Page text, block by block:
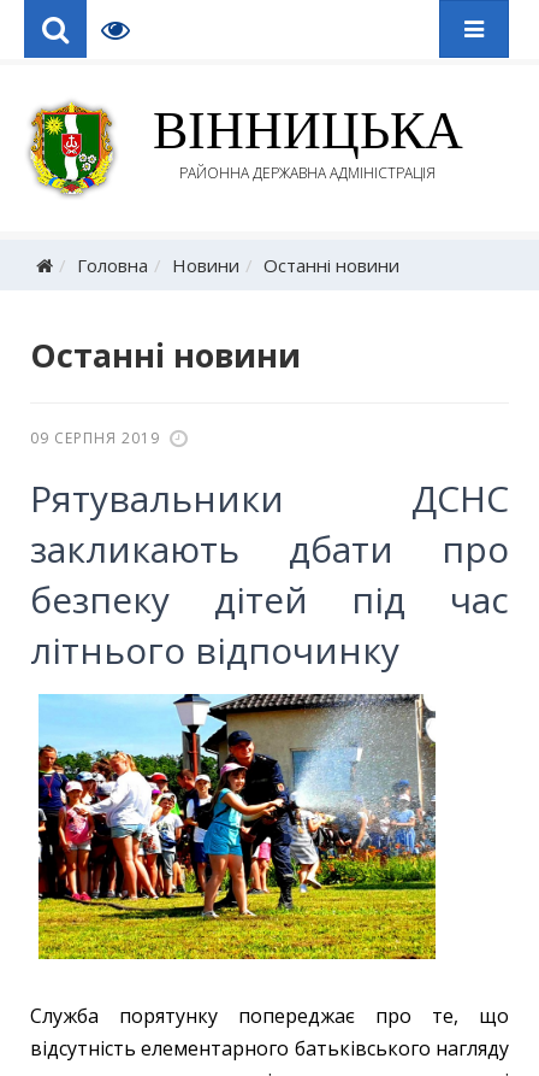
ВІННИЦЬКА
РАЙОННА ДЕРЖАВНА АДМІНІСТРАЦІЯ
Головна Новини Останні новини
Останні новини
09 СЕРПНЯ 2019
Рятувальники ДСНС
закликають дбати про
безпеку дітей під час
літнього відпочинку
Служба порятунку попереджає про те, що
відсутність елементарного батьківського нагляду